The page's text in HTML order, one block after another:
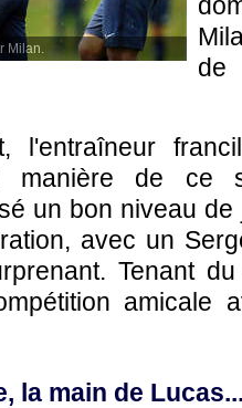
Milan.
l'entraîneur
manière de ce
un bon niveau
avec un
Tenant
amicale
la main de